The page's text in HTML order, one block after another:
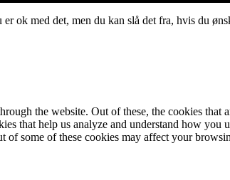
ok med det, men du kan slå det fra, hvis du
the website. Out of these, the cookies that
that help us analyze and understand how
some of these cookies may affect your